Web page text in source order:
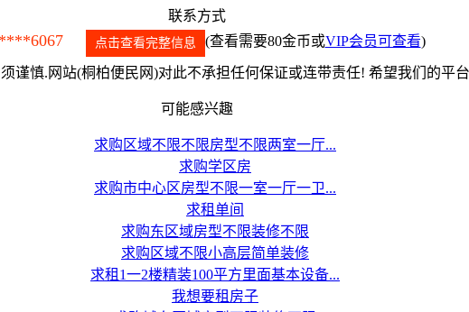
联系方式
点击查看完整信息 (查看需要80金币或VIP会员可查看)
谨慎.网站(桐柏便民网)对此不承担任何保证或连带责任! 希望我们的平
可能感兴趣
求购区域不限不限房型不限两室一厅...
求购学区房
求购市中心区房型不限一室一厅一卫...
求租单间
求购东区域房型不限装修不限
求购区域不限小高层简单装修
求租1一2楼精装100平方里面基本设备...
我想要租房子